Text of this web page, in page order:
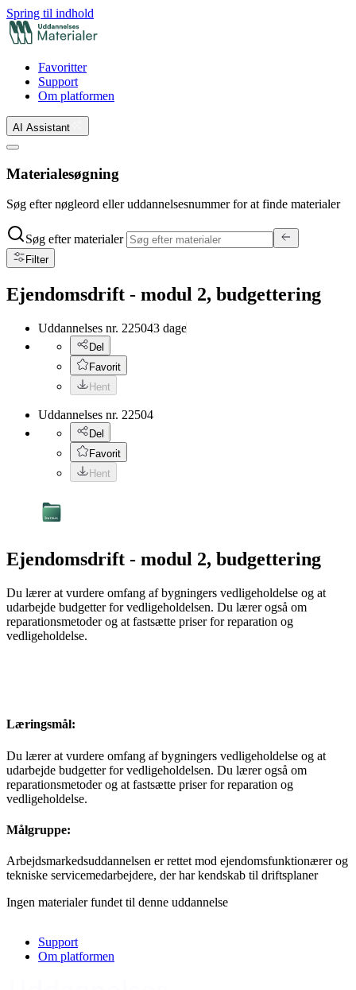
Spring til indhold
Favoritter
Support
Om platformen
AI Assistant
Materialesøgning
Søg efter nøgleord eller uddannelsesnummer for at finde materialer
Søg efter materialer
Filter
Ejendomsdrift - modul 2, budgettering
Uddannelses nr. 225043 dage
Del
Favorit
Hent
Uddannelses nr. 22504
Del
Favorit
Hent
Ejendomsdrift - modul 2, budgettering
Du lærer at vurdere omfang af bygningers vedligeholdelse og at
udarbejde budgetter for vedligeholdelsen. Du lærer også om
reparationsmetoder og at fastsætte priser for reparation og
vedligeholdelse.
Læringsmål:
Du lærer at vurdere omfang af bygningers vedligeholdelse og at
udarbejde budgetter for vedligeholdelsen. Du lærer også om
reparationsmetoder og at fastsætte priser for reparation og
vedligeholdelse.
Målgruppe:
Arbejdsmarkedsuddannelsen er rettet mod ejendomsfunktionærer og
tekniske servicemedarbejdere, der har kendskab til driftsplaner
Ingen materialer fundet til denne uddannelse
Support
Om platformen